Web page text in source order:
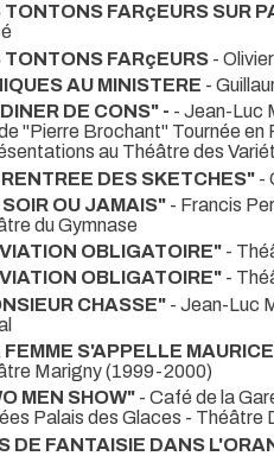
TONTONS FARçEURS SUR
TONTONS FARçEURS -
AU MINISTERE -
DE CONS" - - Jean-Luc
"Pierre Brochant" Tournée
au Théâtre des
DES SKETCHES" -
OU JAMAIS" - Francis
du Gymnase
OBLIGATOIRE" -
OBLIGATOIRE" -
CHASSE" - Jean-Luc
FEMME S'APPELLE
Marigny (1999-2000)
MEN SHOW" - Café de la
Palais des Glaces -
DE FANTAISIE DANS